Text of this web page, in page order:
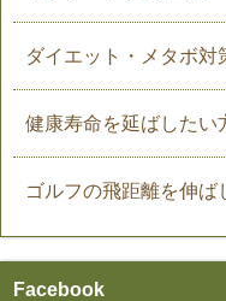
ダイエット・メタボ対
健康寿命を延ばしたい
ゴルフの飛距離を伸ば
Facebook